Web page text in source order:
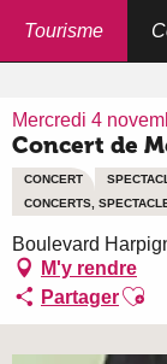
Tourisme
Mercredi 4
Concert de
CONCERT
CONCERTS,
Boulevard
M'y rendre
Partager